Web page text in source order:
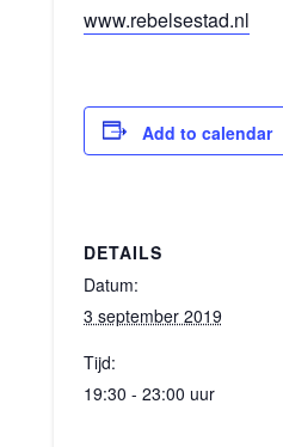
www.rebelsestad.nl
Add to calendar
DETAILS
Datum:
3 september 2019
Tijd:
19:30 - 23:00 uur